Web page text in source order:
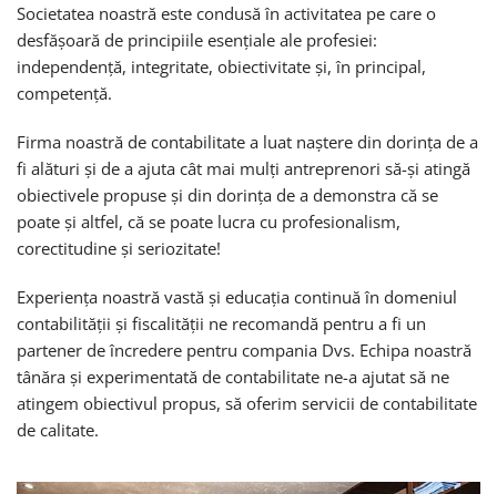
Societatea noastră este condusă în activitatea pe care o
desfășoară de principiile esențiale ale profesiei:
independență, integritate, obiectivitate și, în principal,
competență.
Firma noastră de contabilitate a luat naștere din dorința de a
fi alături și de a ajuta cât mai mulți antreprenori să-și atingă
obiectivele propuse și din dorinţa de a demonstra că se
poate și altfel, că se poate lucra cu profesionalism,
corectitudine și seriozitate!
Experiența noastră vastă și educația continuă în domeniul
contabilității și fiscalității ne recomandă pentru a fi un
partener de încredere pentru compania Dvs. Echipa noastră
tânăra și experimentată de contabilitate ne-a ajutat să ne
atingem obiectivul propus, să oferim servicii de contabilitate
de calitate.